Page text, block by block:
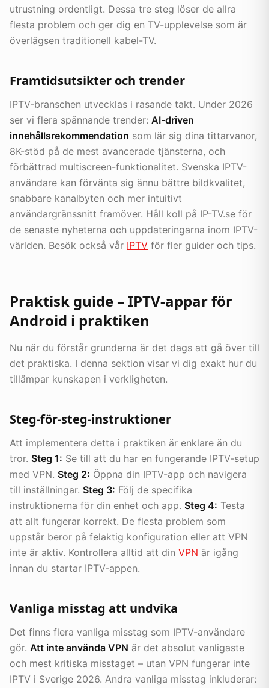
utrustning ordentligt. Dessa tre steg löser de allra
flesta problem och ger dig en TV-upplevelse som är
överlägsen traditionell kabel-TV.
Framtidsutsikter och trender
IPTV-branschen utvecklas i rasande takt. Under 2026
ser vi flera spännande trender: AI-driven
innehållsrekommendation som lär sig dina tittarvanor,
8K-stöd på de mest avancerade tjänsterna, och
förbättrad multiscreen-funktionalitet. Svenska IPTV-
användare kan förvänta sig ännu bättre bildkvalitet,
snabbare kanalbyten och mer intuitivt
användargränssnitt framöver. Håll koll på IP-TV.se för
de senaste nyheterna och uppdateringarna inom IPTV-
världen. Besök också vår IPTV för fler guider och tips.
Praktisk guide – IPTV-appar för
Android i praktiken
Nu när du förstår grunderna är det dags att gå över till
det praktiska. I denna sektion visar vi dig exakt hur du
tillämpar kunskapen i verkligheten.
Steg-för-steg-instruktioner
Att implementera detta i praktiken är enklare än du
tror. Steg 1: Se till att du har en fungerande IPTV-setup
med VPN. Steg 2: Öppna din IPTV-app och navigera
till inställningar. Steg 3: Följ de specifika
instruktionerna för din enhet och app. Steg 4: Testa
att allt fungerar korrekt. De flesta problem som
uppstår beror på felaktig konfiguration eller att VPN
inte är aktiv. Kontrollera alltid att din VPN är igång
innan du startar IPTV-appen.
Vanliga misstag att undvika
Det finns flera vanliga misstag som IPTV-användare
gör. Att inte använda VPN är det absolut vanligaste
och mest kritiska misstaget – utan VPN fungerar inte
IPTV i Sverige 2026. Andra vanliga misstag inkluderar: